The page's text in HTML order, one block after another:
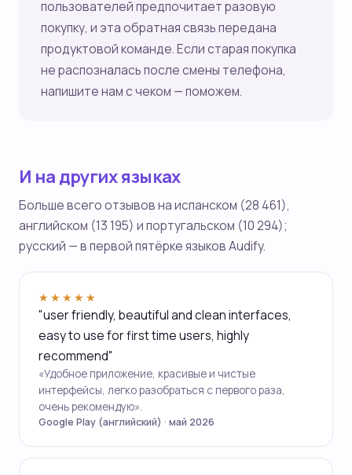
пользователей предпочитает разовую
покупку, и эта обратная связь передана
продуктовой команде. Если старая покупка
не распозналась после смены телефона,
напишите нам с чеком — поможем.
И на других языках
Больше всего отзывов на испанском (28 461),
английском (13 195) и португальском (10 294);
русский — в первой пятёрке языков Audify.
★★★★★
"user friendly, beautiful and clean interfaces,
easy to use for first time users, highly
recommend"
«Удобное приложение, красивые и чистые
интерфейсы, легко разобраться с первого раза,
очень рекомендую».
Google Play (английский) · май 2026